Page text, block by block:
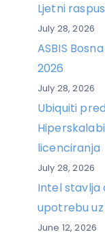
Ljetni
July 28, 2026
ASBIS
2026
July 28, 2026
Ubiquiti
licenciranja
July 28, 2026
Intel stavlja
upotrebu uz
June 12, 2026